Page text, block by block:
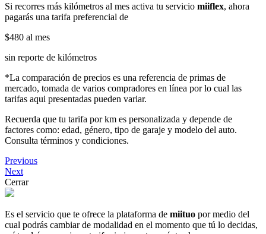
Si recorres más kilómetros al mes activa tu servicio miiflex, ahora
pagarás una tarifa preferencial de
$480 al mes
sin reporte de kilómetros
*La comparación de precios es una referencia de primas de
mercado, tomada de varios compradores en línea por lo cual las
tarifas aqui presentadas pueden variar.
Recuerda que tu tarifa por km es personalizada y depende de
factores como: edad, género, tipo de garaje y modelo del auto.
Consulta términos y condiciones.
Previous
Next
Cerrar
Es el servicio que te ofrece la plataforma de miituo por medio del
cual podrás cambiar de modalidad en el momento que tú lo decidas,